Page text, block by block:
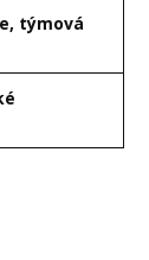
týmová